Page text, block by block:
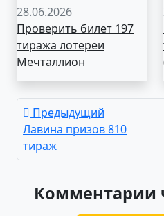
28.06.2026
Проверить билет 197
тиража лотереи
Мечталлион
Предыдущий
Лавина призов 810
тираж
Комментарии